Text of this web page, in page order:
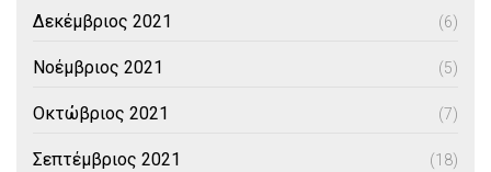
Δεκέμβριος 2021 (6)
Νοέμβριος 2021 (5)
Οκτώβριος 2021 (7)
Σεπτέμβριος 2021 (18)